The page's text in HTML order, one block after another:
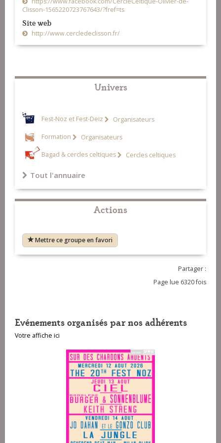
Clisson-1565220723767643/?fref=ts
Site web
http://www.cercledeclisson.fr/
Univers
Fest-Noz et Fest-Deiz Organisateurs
Formation Organisateurs
Bagad & cercles celtiques Cercles celtiques
Tout l'annuaire
Actions
Mettre ce groupe en favori
Partager :
Page lue 6320 fois
Evénements organisés par nos adhérents
Votre affiche ici